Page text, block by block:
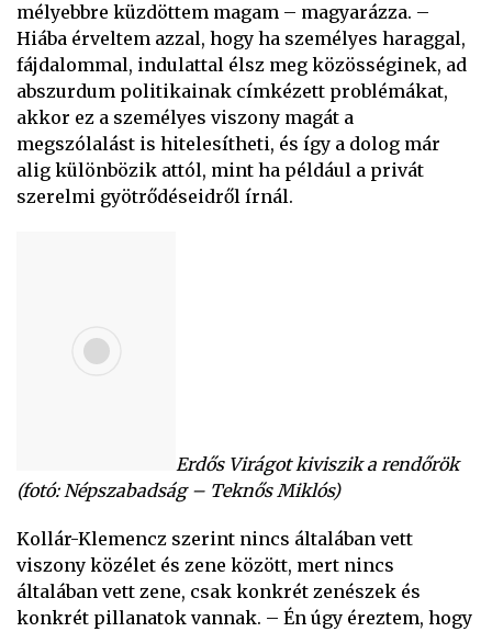
mélyebbre küzdöttem magam – magyarázza. –
Hiába érveltem azzal, hogy ha személyes haraggal,
fájdalommal, indulattal élsz meg közösséginek, ad
abszurdum politikainak címkézett problémákat,
akkor ez a személyes viszony magát a
megszólalást is hitelesítheti, és így a dolog már
alig különbözik attól, mint ha például a privát
szerelmi gyötrődéseidről írnál.
Erdős Virágot kiviszik a rendőrök
(fotó: Népszabadság – Teknős Miklós)
Kollár-Klemencz szerint nincs általában vett
viszony közélet és zene között, mert nincs
általában vett zene, csak konkrét zenészek és
konkrét pillanatok vannak. – Én úgy éreztem, hogy